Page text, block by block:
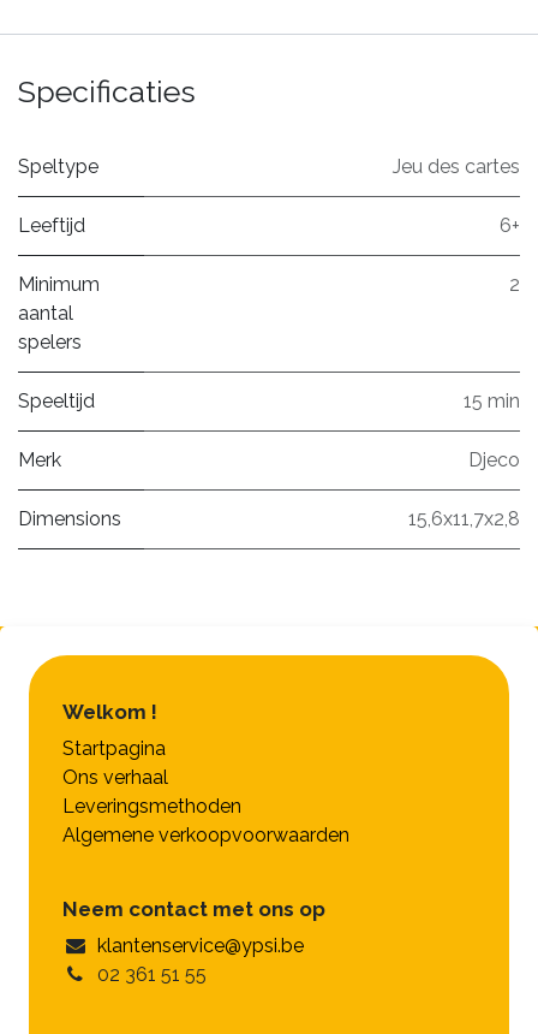
Specificaties
Speltype Jeu des cartes
Leeftijd 6+
Minimum
aantal
spelers
2
Speeltijd 15 min
Merk Djeco
Dimensions 15,6x11,7x2,8
Welkom !
Startpagina
Ons verhaal
Leveringsmethoden
Algemene verkoopvoorwaarden
Neem contact met ons op
klantenservice@ypsi.be
02 361 51 55